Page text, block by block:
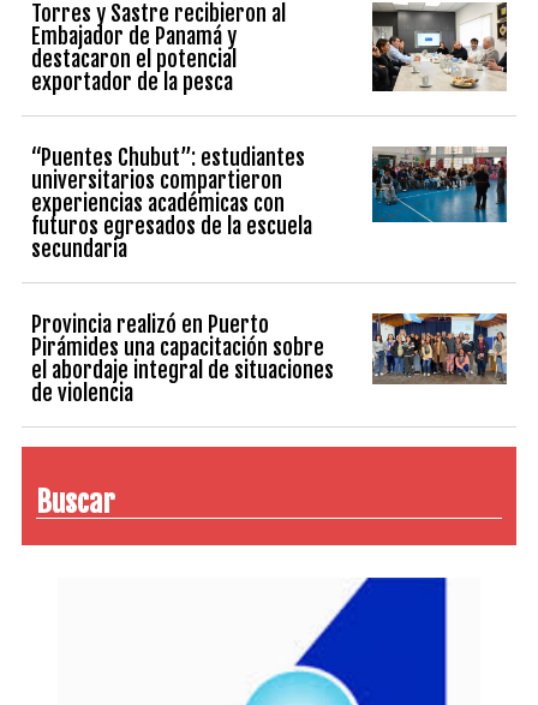
Torres y Sastre recibieron al
Embajador de Panamá y
destacaron el potencial
exportador de la pesca
“Puentes Chubut”: estudiantes
universitarios compartieron
experiencias académicas con
futuros egresados de la escuela
secundaria
Provincia realizó en Puerto
Pirámides una capacitación sobre
el abordaje integral de situaciones
de violencia
Buscar